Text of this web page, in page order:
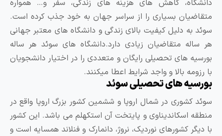
کاهش های هزینه های زندگی، سفر و… همواره
بسیاری را از سراسر جهان به خود جذب کرده است.
دلیل کیفیت بالای زندگی و دانشگاه های معتبر جهانی
متقاضیان زیادی دارد.دانشگاه های سوئد هر ساله
های تحصیلی رایگان و متعددی را در اختیار دانشجویان
بالا و واجد شرایط اعطا میکنند.
های تحصیلی سوئد
در شمال اروپا و ششمین کشور بزرگ اروپا واقع در
اسکاندیناوی و پایتخت آن استکهلم می باشد. این کشور
کشورهای نوردیک، نروژ، دانمارک و فنلاند همسایه است و